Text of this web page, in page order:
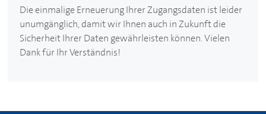
Die einmalige Erneuerung Ihrer Zugangsdaten ist leider
unumgänglich, damit wir Ihnen auch in Zukunft die
Sicherheit Ihrer Daten gewährleisten können. Vielen
Dank für Ihr Verständnis!